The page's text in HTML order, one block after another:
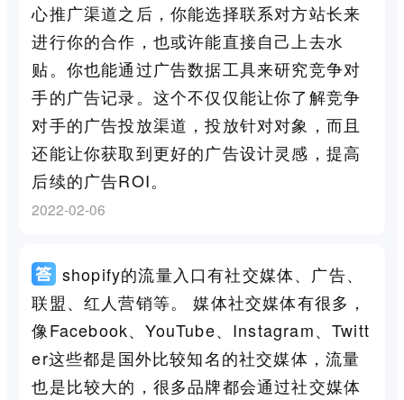
心推广渠道之后，你能选择联系对方站长来
进行你的合作，也或许能直接自己上去水
贴。你也能通过广告数据工具来研究竞争对
手的广告记录。这个不仅仅能让你了解竞争
对手的广告投放渠道，投放针对对象，而且
还能让你获取到更好的广告设计灵感，提高
后续的广告ROI。
2022-02-06
shopify的流量入口有社交媒体、广告、
联盟、红人营销等。 媒体社交媒体有很多，
像Facebook、YouTube、Instagram、Twitt
er这些都是国外比较知名的社交媒体，流量
也是比较大的，很多品牌都会通过社交媒体